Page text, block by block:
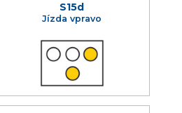
S15d
Jízda vpravo